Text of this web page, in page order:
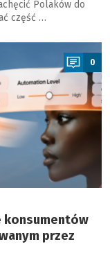
Polaków do
część …
0
konsumentów
przez